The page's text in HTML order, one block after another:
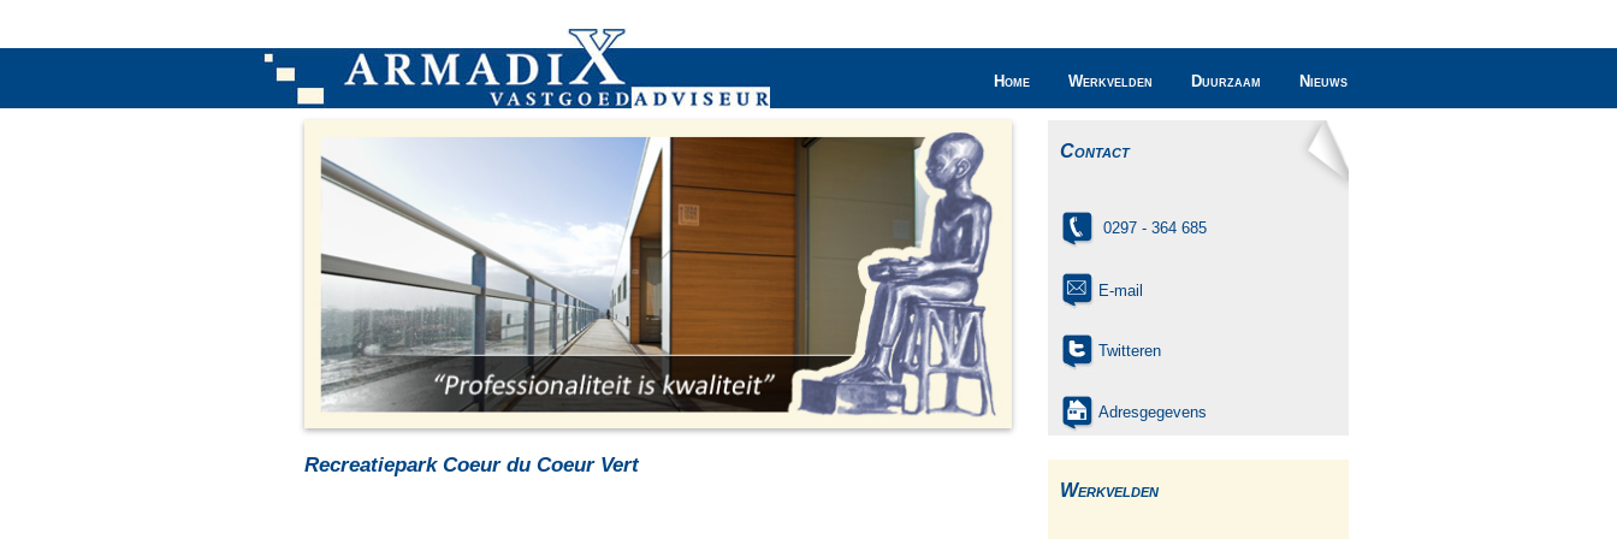
Home Werkvelden Duurzaam Nieuws
Recreatiepark Coeur du Coeur Vert
Contact
0297 - 364 685
E-mail
Twitteren
Adresgegevens
Werkvelden